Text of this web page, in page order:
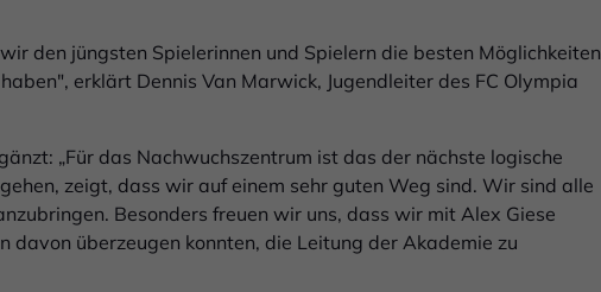
den jüngsten Spielerinnen und Spielern die besten Möglichkeiten
erklärt Dennis Van Marwick, Jugendleiter des FC Olympia
„Für das Nachwuchszentrum ist das der nächste logische
zeigt, dass wir auf einem sehr guten Weg sind. Wir sind alle
Besonders freuen wir uns, dass wir mit Alex Giese
davon überzeugen konnten, die Leitung der Akademie zu